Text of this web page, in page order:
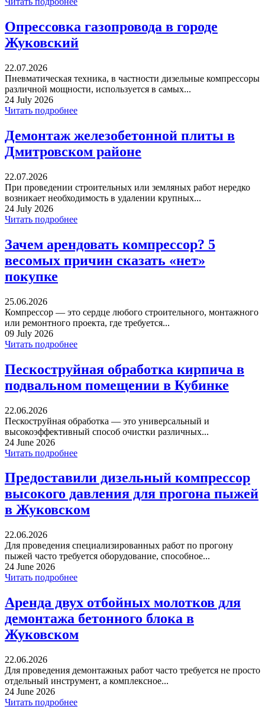
Опрессовка газопровода в городе
Жуковский
22.07.2026
Пневматическая техника, в частности дизельные компрессоры
различной мощности, используется в самых...
24 July 2026
Читать подробнее
Демонтаж железобетонной плиты в
Дмитровском районе
22.07.2026
При проведении строительных или земляных работ нередко
возникает необходимость в удалении крупных...
24 July 2026
Читать подробнее
Зачем арендовать компрессор? 5
весомых причин сказать «нет»
покупке
25.06.2026
Компрессор — это сердце любого строительного, монтажного
или ремонтного проекта, где требуется...
09 July 2026
Читать подробнее
Пескоструйная обработка кирпича в
подвальном помещении в Кубинке
22.06.2026
Пескоструйная обработка — это универсальный и
высокоэффективный способ очистки различных...
24 June 2026
Читать подробнее
Предоставили дизельный компрессор
высокого давления для прогона пыжей
в Жуковском
22.06.2026
Для проведения специализированных работ по прогону
пыжей часто требуется оборудование, способное...
24 June 2026
Читать подробнее
Аренда двух отбойных молотков для
демонтажа бетонного блока в
Жуковском
22.06.2026
Для проведения демонтажных работ часто требуется не просто
отдельный инструмент, а комплексное...
24 June 2026
Читать подробнее